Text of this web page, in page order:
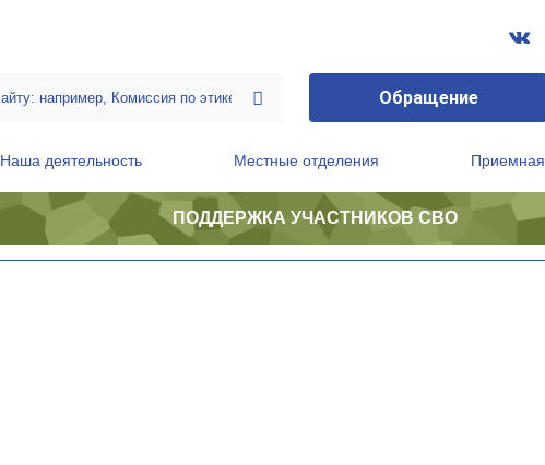
Обращение
Наша деятельность Местные отделения Приемная
ПОДДЕРЖКА УЧАСТНИКОВ СВО